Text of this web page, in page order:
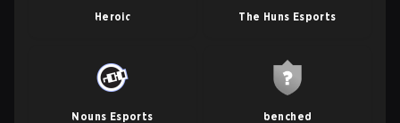
Heroic The Huns Esports
Nouns Esports benched